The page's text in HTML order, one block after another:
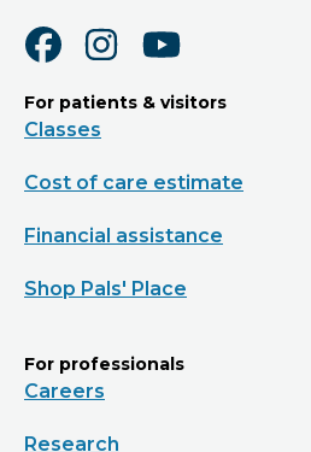
For patients & visitors
Classes
Cost of care estimate
Financial assistance
Shop Pals' Place
For professionals
Careers
Research